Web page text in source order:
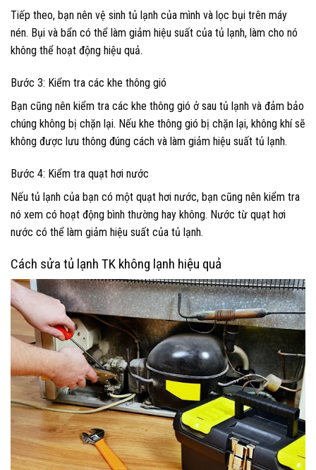
Tiếp theo, bạn nên vệ sinh tủ lạnh của mình và lọc bụi trên máy
nén. Bụi và bẩn có thể làm giảm hiệu suất của tủ lạnh, làm cho nó
không thể hoạt động hiệu quả.
Bước 3: Kiểm tra các khe thông gió
Bạn cũng nên kiểm tra các khe thông gió ở sau tủ lạnh và đảm bảo
chúng không bị chặn lại. Nếu khe thông gió bị chặn lại, không khí sẽ
không được lưu thông đúng cách và làm giảm hiệu suất tủ lạnh.
Bước 4: Kiểm tra quạt hơi nước
Nếu tủ lạnh của bạn có một quạt hơi nước, bạn cũng nên kiểm tra
nó xem có hoạt động bình thường hay không. Nước từ quạt hơi
nước có thể làm giảm hiệu suất của tủ lạnh.
Cách sửa tủ lạnh TK không lạnh hiệu quả